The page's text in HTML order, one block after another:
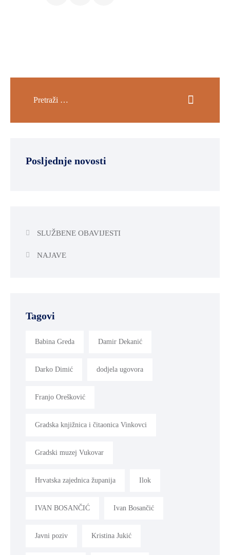
Posljednje novosti
SLUŽBENE OBAVIJESTI
NAJAVE
Tagovi
Babina Greda Damir Dekanić
Darko Dimić dodjela ugovora
Franjo Orešković
Gradska knjižnica i čitaonica Vinkovci
Gradski muzej Vukovar
Hrvatska zajednica županija Ilok
IVAN BOSANČIĆ Ivan Bosančić
Javni poziv Kristina Jukić